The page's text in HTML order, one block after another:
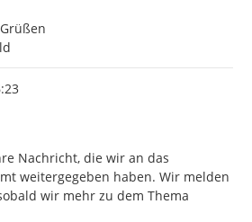
Nachricht, die wir an das
weitergegeben haben. Wir melden
wir mehr zu dem Thema